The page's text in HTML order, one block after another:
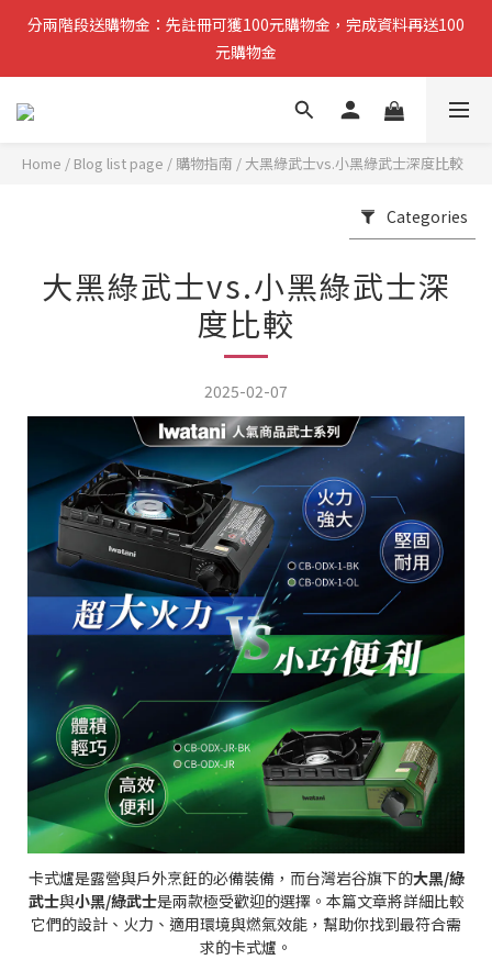
分兩階段送購物金：先註冊可獲100元購物金，完成資料再送100
元購物金
分兩階段送購物金：先註冊可獲100元購物金，完成資料再送100
元購物金
小提醒：先完成註冊即可領取第一筆購物金，稍後再補齊資料可再
元購物金
Home / Blog list page / 購物指南 / 大黑綠武士vs.小黑綠武士深度比較
Categories
大黑綠武士vs.小黑綠武士深
度比較
2025-02-07
卡式爐是露營與戶外烹飪的必備裝備，而台灣岩谷旗下的大黑/綠
武士與小黑/綠武士是兩款極受歡迎的選擇。本篇文章將詳細比較
它們的設計、火力、適用環境與燃氣效能，幫助你找到最符合需
求的卡式爐。